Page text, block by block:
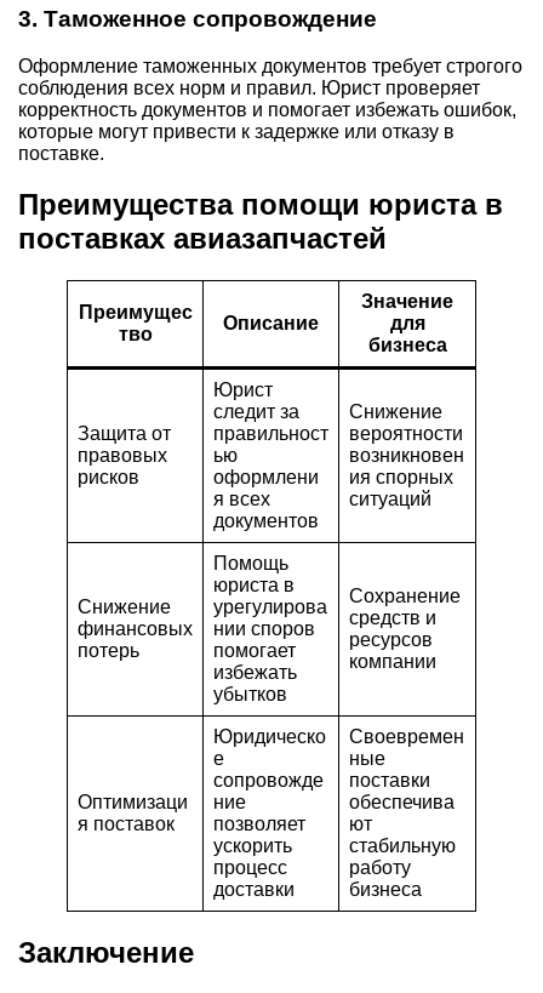
3. Таможенное сопровождение
Оформление таможенных документов требует строгого
соблюдения всех норм и правил. Юрист проверяет
корректность документов и помогает избежать ошибок,
которые могут привести к задержке или отказу в
поставке.
Преимущества помощи юриста в
поставках авиазапчастей
Преимущес
тво
Описание
Значение
для
бизнеса
Защита от
правовых
рисков
Юрист
следит за
правильност
ью
оформлени
я всех
документов
Снижение
вероятности
возникновен
ия спорных
ситуаций
Снижение
финансовых
потерь
Помощь
юриста в
урегулирова
нии споров
помогает
избежать
убытков
Сохранение
средств и
ресурсов
компании
Оптимизаци
я поставок
Юридическо
е
сопровожде
ние
позволяет
ускорить
процесс
доставки
Своевремен
ные
поставки
обеспечива
ют
стабильную
работу
бизнеса
Заключение